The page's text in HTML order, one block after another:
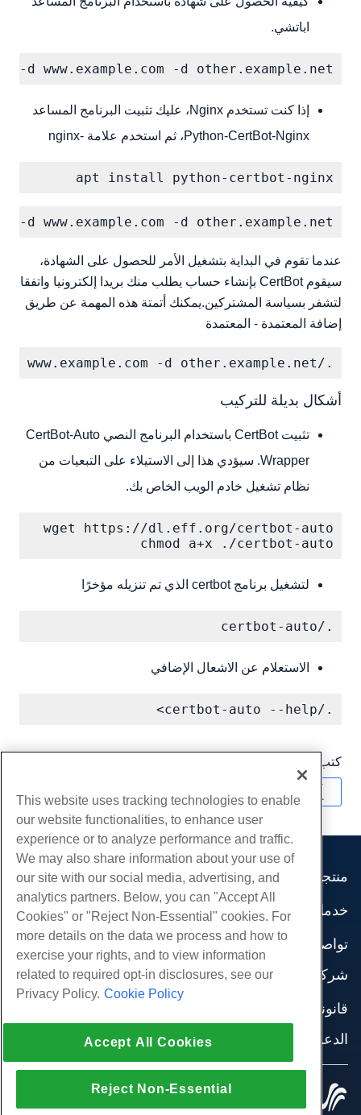
اباتشي.
-d www.example.com -d other.example.net
إذا كنت تستخدم Nginx، عليك تثبيت البرنامج المساعد
Python-CertBot-Nginx، ثم استخدم علامة -nginx
apt install python-certbot-nginx
-d www.example.com -d other.example.net
عندما تقوم في البداية بتشغيل الأمر للحصول على الشهادة،
سيقوم CertBot بإنشاء حساب يطلب منك بريدا إلكترونيا واتفقا
لتشفر بسياسة المشتركين.يمكنك أتمتة هذه المهمة عن طريق
إضافة المعتمدة - المعتمدة
./certbot-auto certainly --standalone --email admin@example.com -d example.com -d www.example.com -d other.example.net
أشكال بديلة للتركيب
تثبيت CertBot باستخدام البرنامج النصي CertBot-Auto
Wrapper. سيؤدي هذا إلى الاستيلاء على التبعيات من
نظام تشغيل خادم الويب الخاص بك.
chmod a+x ./certbot-auto
لتشغيل برنامج certbot الذي تم تنزيله مؤخرًا
./certbot-auto
الاستعلام عن الاشعال الإضافي
./certbot-auto --help>
كتب بواسطة
منتجات
استضافة الموقع
استضافة الأعمال
موزع استضافة
موزع العلامة البيضاء
إدارة لينكس VPS
لينكس غير المدارة VPS
نوافذ غير مُدارة VPS
خوادم السحابة
موازن التحميل
تخزين الكتلة
خدمات
هجرات الموقع
تواصل اجتماعي
وثائق المنتج
مدونة
شركة
اتصل بنا
مراكز البيانات
إنضم لبرنامج
قانوني
شروط الخدمة
تطبيق القانون
اتفاقية الشراكة
الدعم
الدردشة الحية معنا
افتح تذكرة الدعم
مراسلتنا على البريد الاليكتروني
This website uses tracking technologies to enable
our website functionalities, to enhance user
experience or to analyze performance and traffic.
We may also share information about your use of
our site with our social media, advertising, and
analytics partners. Below, you can "Accept All
Cookies" or "Reject Non-Essential" cookies. For
more details on the data we process and how to
exercise your rights, and to view information
related to required opt-in disclosures, see our
Privacy Policy. Cookie Policy
Accept All Cookies
Reject Non-Essential